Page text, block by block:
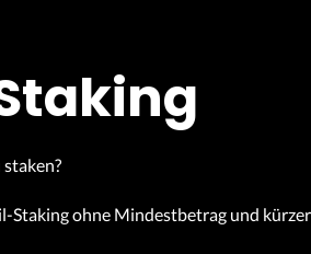
Staking ohne Mindestbetrag und